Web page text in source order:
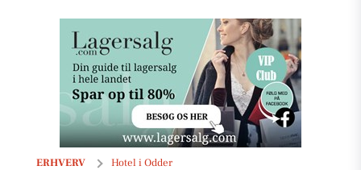
ERHVERV Hotel i Odder
Sejersminde Bed & Breakfast